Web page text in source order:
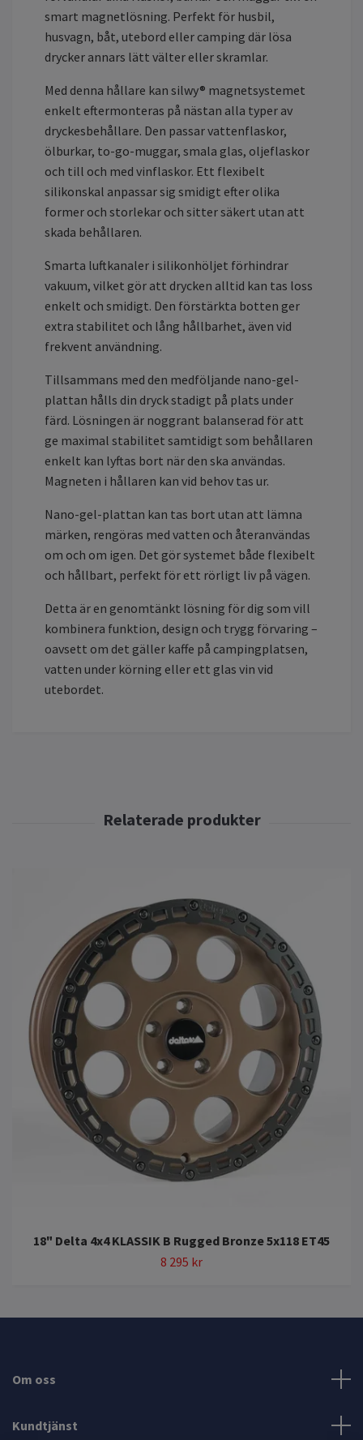
smart magnetlösning. Perfekt för husbil,
husvagn, båt, utebord eller camping där lösa
drycker annars lätt välter eller skramlar.
Med denna hållare kan silwy® magnetsystemet
enkelt eftermonteras på nästan alla typer av
dryckesbehållare. Den passar vattenflaskor,
ölburkar, to-go-muggar, smala glas, oljeflaskor
och till och med vinflaskor. Ett flexibelt
silikonskal anpassar sig smidigt efter olika
former och storlekar och sitter säkert utan att
skada behållaren.
Smarta luftkanaler i silikonhöljet förhindrar
vakuum, vilket gör att drycken alltid kan tas loss
enkelt och smidigt. Den förstärkta botten ger
extra stabilitet och lång hållbarhet, även vid
frekvent användning.
Tillsammans med den medföljande nano-gel-
plattan hålls din dryck stadigt på plats under
färd. Lösningen är noggrant balanserad för att
ge maximal stabilitet samtidigt som behållaren
enkelt kan lyftas bort när den ska användas.
Magneten i hållaren kan vid behov tas ur.
Nano-gel-plattan kan tas bort utan att lämna
märken, rengöras med vatten och återanvändas
om och om igen. Det gör systemet både flexibelt
och hållbart, perfekt för ett rörligt liv på vägen.
Detta är en genomtänkt lösning för dig som vill
kombinera funktion, design och trygg förvaring –
oavsett om det gäller kaffe på campingplatsen,
vatten under körning eller ett glas vin vid
utebordet.
18" Delta 4x4 KLASSIK B Rugged Bronze 5x118 ET45
8 295 kr
Om oss
Kundtjänst